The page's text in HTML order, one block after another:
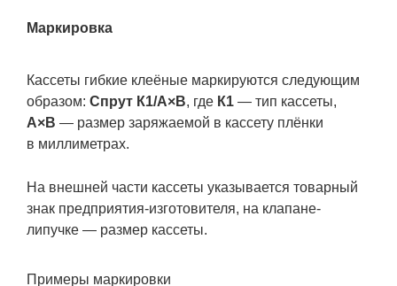
Маркировка
Кассеты гибкие клеёные маркируются следующим
образом: Спрут К1/А×В, где К1 — тип кассеты,
А×В — размер заряжаемой в кассету плёнки
в миллиметрах.
На внешней части кассеты указывается товарный
знак предприятия-изготовителя, на клапане-
липучке — размер кассеты.
Примеры маркировки